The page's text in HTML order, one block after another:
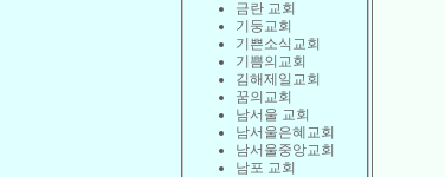
금란 교회
기둥교회
기쁜소식교회
기쁨의교회
김해제일교회
꿈의교회
남서울 교회
남서울은혜교회
남서울중앙교회
남포 교회